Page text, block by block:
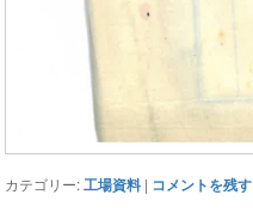
カテゴリー:工場資料 | コメントを残す